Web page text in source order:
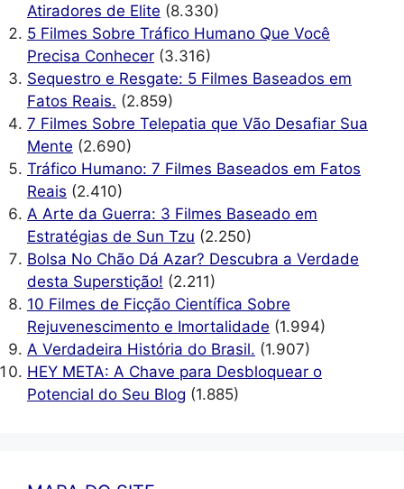
Atiradores de Elite (8.330)
5 Filmes Sobre Tráfico Humano Que Você
Precisa Conhecer (3.316)
Sequestro e Resgate: 5 Filmes Baseados em
Fatos Reais. (2.859)
7 Filmes Sobre Telepatia que Vão Desafiar Sua
Mente (2.690)
Tráfico Humano: 7 Filmes Baseados em Fatos
Reais (2.410)
A Arte da Guerra: 3 Filmes Baseado em
Estratégias de Sun Tzu (2.250)
Bolsa No Chão Dá Azar? Descubra a Verdade
desta Superstição! (2.211)
10 Filmes de Ficção Científica Sobre
Rejuvenescimento e Imortalidade (1.994)
A Verdadeira História do Brasil. (1.907)
HEY META: A Chave para Desbloquear o
Potencial do Seu Blog (1.885)